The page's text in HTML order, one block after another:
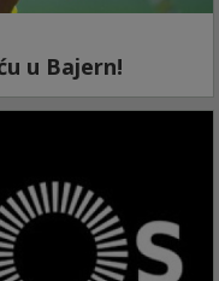
u Bajern!